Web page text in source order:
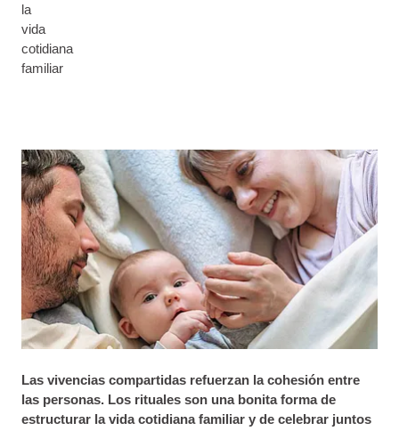
la
vida
cotidiana
familiar
Las vivencias compartidas refuerzan la cohesión entre
las personas. Los rituales son una bonita forma de
estructurar la vida cotidiana familiar y de celebrar juntos